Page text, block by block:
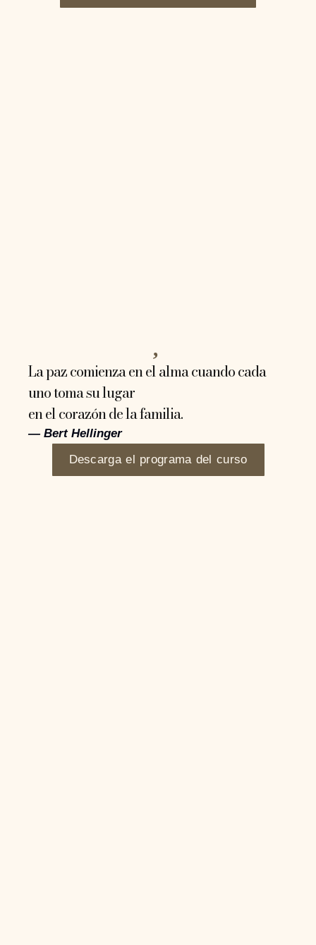
La paz comienza en el alma cuando cada
uno toma su lugar
en el corazón de la familia.
— Bert Hellinger
Descarga el programa del curso